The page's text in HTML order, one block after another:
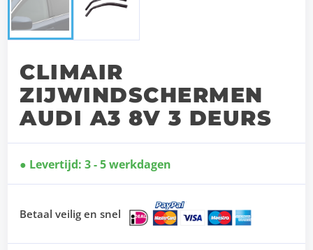
CLIMAIR
ZIJWINDSCHERMEN
AUDI A3 8V 3 DEURS
Levertijd: 3 - 5 werkdagen
Betaal veilig en snel